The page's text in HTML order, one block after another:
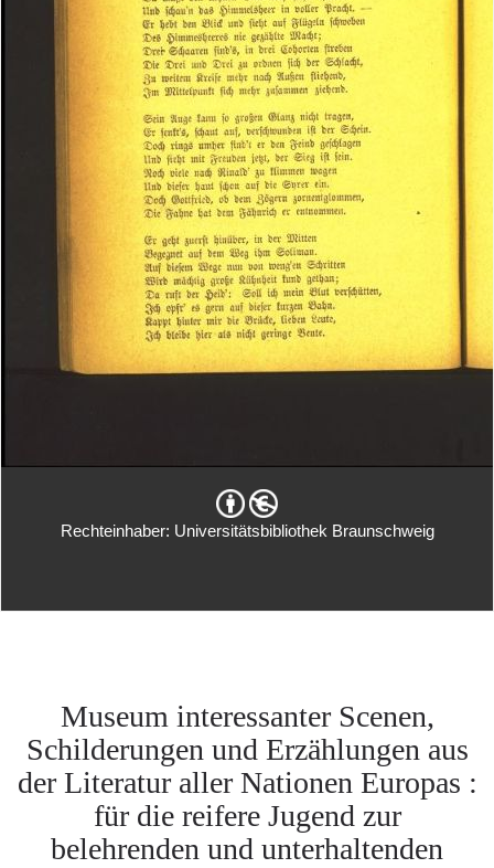
Rechteinhaber: Universitätsbibliothek Braunschweig
Museum interessanter Scenen,
Schilderungen und Erzählungen aus
der Literatur aller Nationen Europas :
für die reifere Jugend zur
belehrenden und unterhaltenden